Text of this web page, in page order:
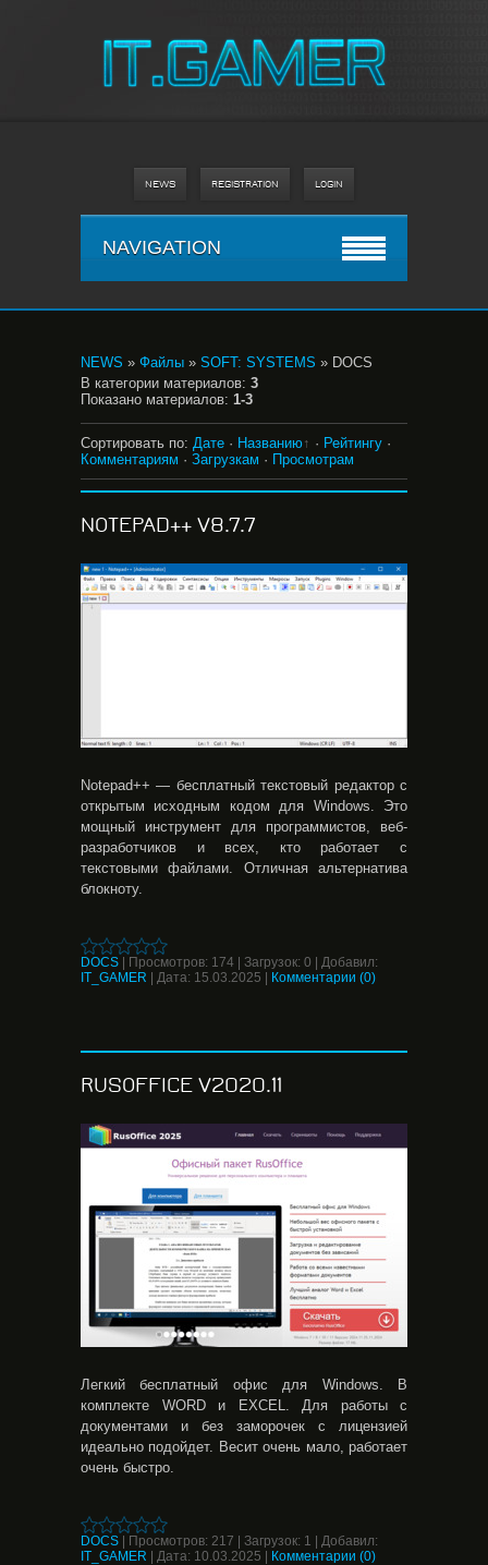
NEWS REGISTRATION LOGIN
NAVIGATION
NEWS » Файлы » SOFT: SYSTEMS » DOCS
В категории материалов: 3
Показано материалов: 1-3
Сортировать по: Дате · Названию · Рейтингу ·
Комментариям · Загрузкам · Просмотрам
NOTEPAD++ V8.7.7
Notepad++ — бесплатный текстовый редактор с
открытым исходным кодом для Windows. Это
мощный инструмент для программистов, веб-
разработчиков и всех, кто работает с
текстовыми файлами. Отличная альтернатива
блокноту.
DOCS Просмотров: 174 Загрузок: 0
Добавил:
IT_GAMER
Дата: 15.03.2025 Комментарии (0)
RUSOFFICE V2020.11
Легкий бесплатный офис для Windows. В
комплекте WORD и EXCEL. Для работы с
документами и без заморочек с лицензией
идеально подойдет. Весит очень мало, работает
очень быстро.
DOCS Просмотров: 217 Загрузок: 1
Добавил:
IT_GAMER
Дата: 10.03.2025 Комментарии (0)